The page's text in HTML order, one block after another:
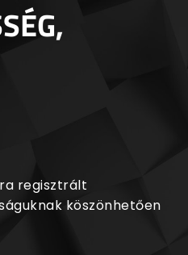
regisztrált
köszönhetően